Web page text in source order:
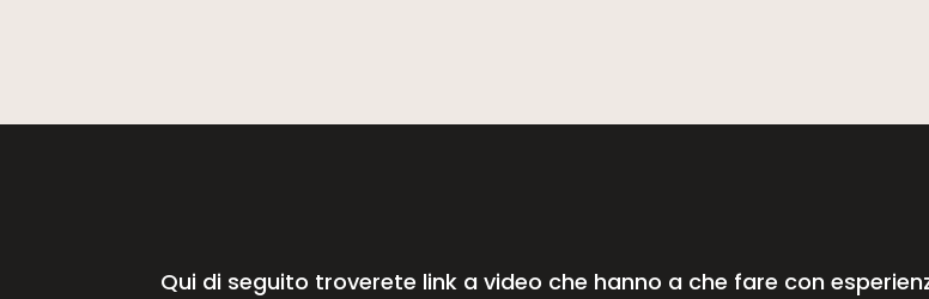
Qui di seguito troverete link a video che hanno a che fare con